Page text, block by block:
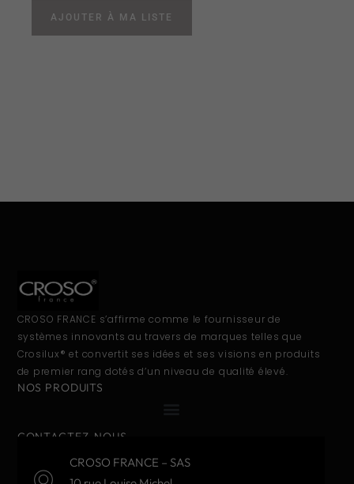
AJOUTER À MA LISTE
CROSO FRANCE s’affirme comme le fournisseur de
systèmes innovants au travers de marques telles que
Crosilux® et convertit ses idées et ses visions en produits
de premier rang dotés d’un niveau de qualité élevé.
NOS PRODUITS
CONTACTEZ-NOUS
CROSO FRANCE – SAS